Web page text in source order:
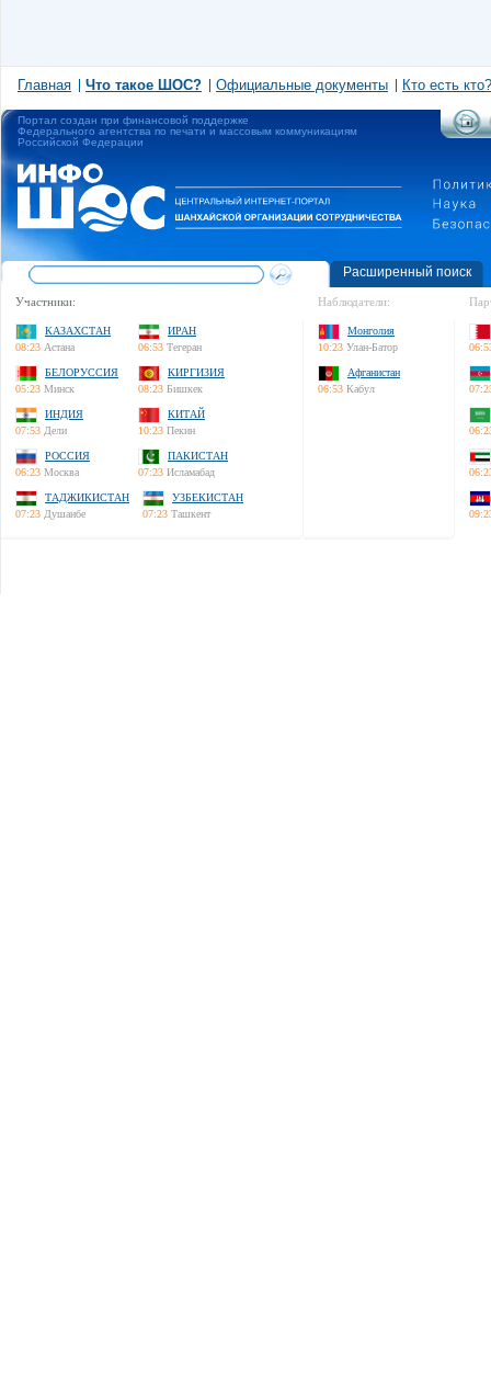
Главная Что такое ШОС? Официальные документы Кто есть кто?
Портал создан при финансовой поддержке
Федерального агентства по печати и массовым коммуникациям
Российской Федерации
Расширенный поиск
Участники:
КАЗАХСТАН
08:23 Астана
ИРАН
06:53 Тегеран
БЕЛОРУССИЯ
05:23 Минск
КИРГИЗИЯ
08:23 Бишкек
ИНДИЯ
07:53 Дели
КИТАЙ
10:23 Пекин
РОССИЯ
06:23 Москва
ПАКИСТАН
07:23 Исламабад
ТАДЖИКИСТАН
07:23 Душанбе
УЗБЕКИСТАН
07:23 Ташкент
Наблюдатели:
Монголия
10:23 Улан-Батор
Афганистан
06:53 Кабул